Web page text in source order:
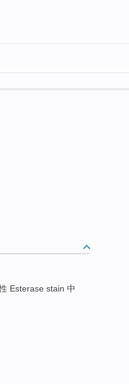
Esterase stain 中